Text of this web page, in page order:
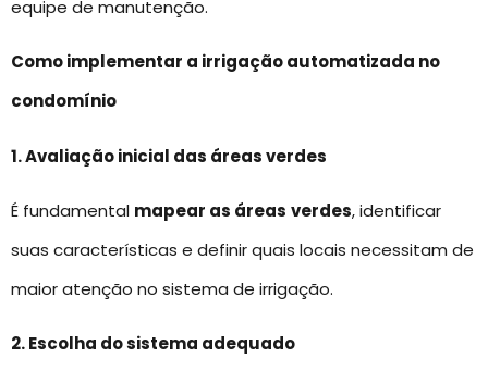
equipe de manutenção.
Como implementar a irrigação automatizada no
condomínio
1. Avaliação inicial das áreas verdes
É fundamental mapear as áreas verdes, identificar
suas características e definir quais locais necessitam de
maior atenção no sistema de irrigação.
2. Escolha do sistema adequado